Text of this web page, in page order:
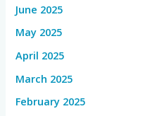
June 2025
May 2025
April 2025
March 2025
February 2025